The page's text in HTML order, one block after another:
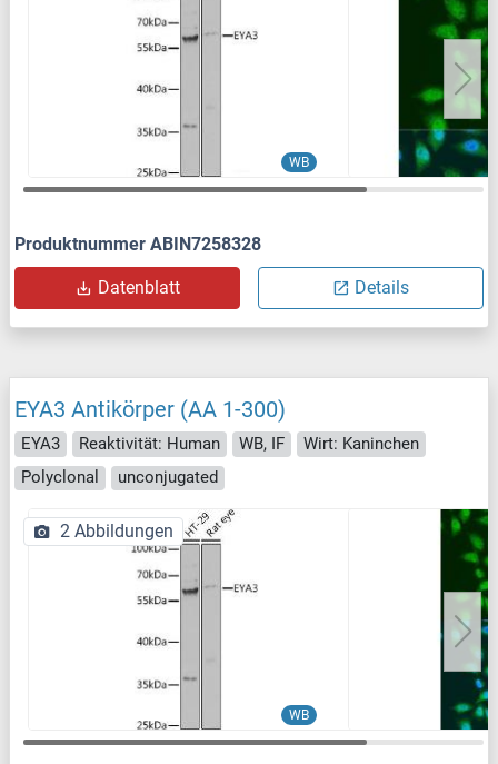
WB
Produktnummer ABIN7258328
Datenblatt Details
EYA3 Antikörper (AA 1-300)
EYA3 Reaktivität: Human WB, IF
Wirt: Kaninchen
Polyclonal
unconjugated
WB
2 Abbildungen